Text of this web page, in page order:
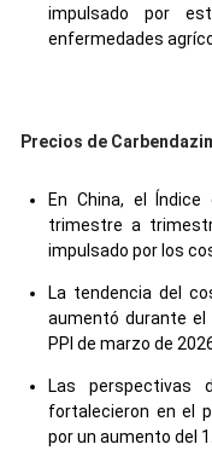
impulsado por
enfermedades
Precios de
En China, el
trimestre a
impulsado por los
La tendencia del
aumentó durante el
PPI de marzo de
Las perspectivas
fortalecieron en el
por un aumento del